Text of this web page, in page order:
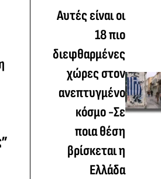
Αυτές είναι οι
18 πιο
διεφθαρμένες
χώρες στον
ανεπτυγμένο
κόσμο -Σε
ποια θέση
βρίσκεται η
Ελλάδα